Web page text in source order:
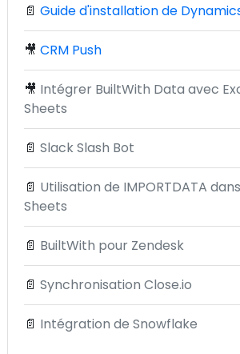
📄 Guide d'installation de
🎥 CRM Push
🎥 Intégrer BuiltWith Data avec
Sheets
📄 Slack Slash Bot
📄 Utilisation de IMPORTDATA
Sheets
📄 BuiltWith pour Zendesk
📄 Synchronisation Close.io
📄 Intégration de Snowflake